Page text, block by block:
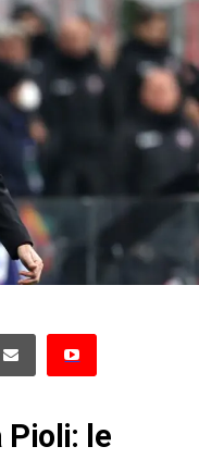
Pioli: le